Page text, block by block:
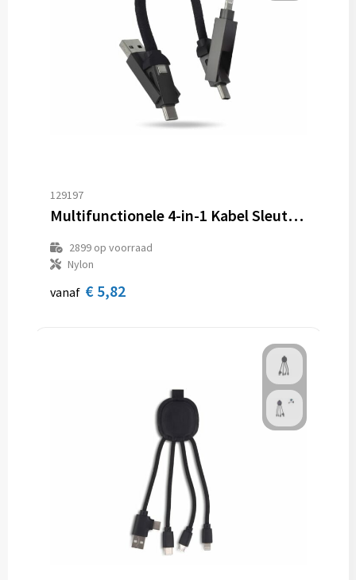
129197
Multifunctionele 4-in-1 Kabel Sleutelhanger formaat 60 W
2899op voorraad
Nylon
vanaf € 5,82